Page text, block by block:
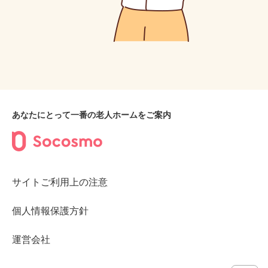
あなたにとって一番の老人ホームをご案内
サイトご利用上の注意
個人情報保護方針
運営会社